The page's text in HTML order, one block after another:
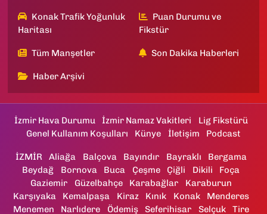
Konak Trafik Yoğunluk
Haritası
Puan Durumu ve
Fikstür
Tüm Manşetler Son Dakika Haberleri
Haber Arşivi
İzmir Hava Durumu İzmir Namaz Vakitleri
Lig Fikstürü
Genel Kullanım Koşulları
Künye İletişim Podcast
İZMİR Aliağa Balçova Bayındır Bayraklı
Bergama
Beydağ
Bornova Buca Çeşme Çiğli Dikili
Foça
Gaziemir
Güzelbahçe Karabağlar
Karaburun
Karşıyaka
Kemalpaşa Kiraz Kınık Konak
Menderes
Menemen
Narlıdere Ödemiş Seferihisar Selçuk Tire